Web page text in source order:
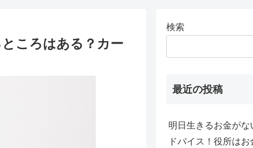
ころはある？カー
検索
最近の投稿
明日生きるお金が
ドバイス！役所は